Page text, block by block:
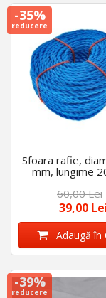
-35%
reducere
Sfoara rafie,
mm, lungime
60,00 Lei
39,00
Adaugă în
-39%
reducere